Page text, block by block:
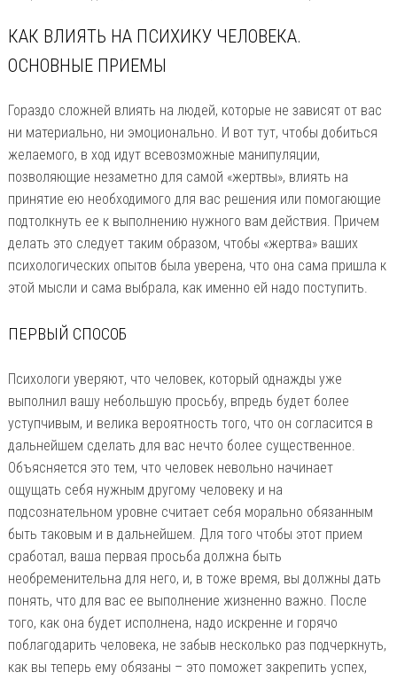
КАК ВЛИЯТЬ НА ПСИХИКУ ЧЕЛОВЕКА.
ОСНОВНЫЕ ПРИЕМЫ
Гораздо сложней влиять на людей, которые не зависят от вас
ни материально, ни эмоционально. И вот тут, чтобы добиться
желаемого, в ход идут всевозможные манипуляции,
позволяющие незаметно для самой «жертвы», влиять на
принятие ею необходимого для вас решения или помогающие
подтолкнуть ее к выполнению нужного вам действия. Причем
делать это следует таким образом, чтобы «жертва» ваших
психологических опытов была уверена, что она сама пришла к
этой мысли и сама выбрала, как именно ей надо поступить.
ПЕРВЫЙ СПОСОБ
Психологи уверяют, что человек, который однажды уже
выполнил вашу небольшую просьбу, впредь будет более
уступчивым, и велика вероятность того, что он согласится в
дальнейшем сделать для вас нечто более существенное.
Объясняется это тем, что человек невольно начинает
ощущать себя нужным другому человеку и на
подсознательном уровне считает себя морально обязанным
быть таковым и в дальнейшем. Для того чтобы этот прием
сработал, ваша первая просьба должна быть
необременительна для него, и, в тоже время, вы должны дать
понять, что для вас ее выполнение жизненно важно. После
того, как она будет исполнена, надо искренне и горячо
поблагодарить человека, не забыв несколько раз подчеркнуть,
как вы теперь ему обязаны – это поможет закрепить успех,